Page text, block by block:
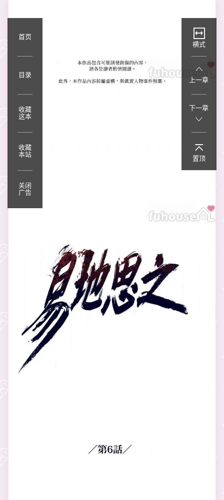
首页
目录
收藏
这本
收藏
本站
关闭
广告
横式
上一章
下一章
置顶